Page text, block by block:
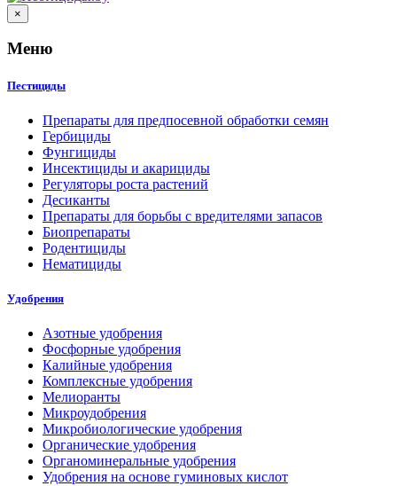
×
Меню
Пестициды
Препараты для предпосевной обработки семян
Гербициды
Фунгициды
Инсектициды и акарициды
Регуляторы роста растений
Десиканты
Препараты для борьбы с вредителями запасов
Биопрепараты
Родентициды
Нематициды
Удобрения
Азотные удобрения
Фосфорные удобрения
Калийные удобрения
Комплексные удобрения
Мелиоранты
Микроудобрения
Микробиологические удобрения
Органические удобрения
Органоминеральные удобрения
Удобрения на основе гуминовых кислот